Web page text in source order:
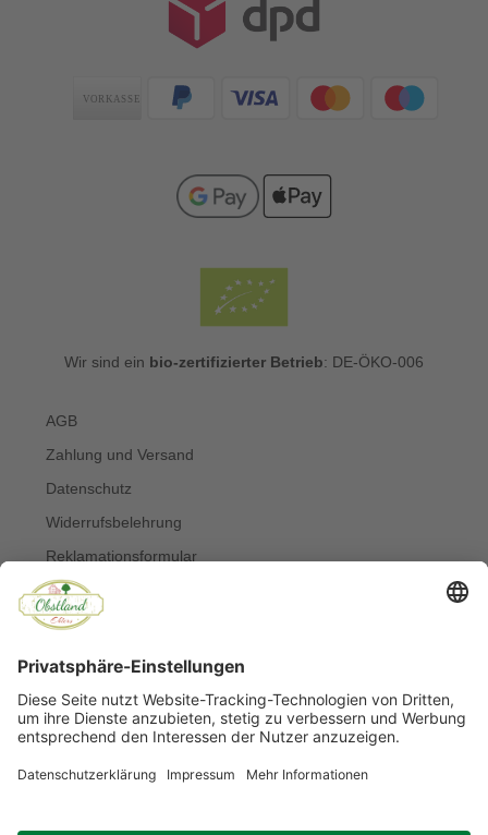
Zahlungsarten
Wir sind ein bio-zertifizierter Betrieb: DE-ÖKO-006
AGB
Zahlung und Versand
Datenschutz
Widerrufsbelehrung
Reklamationsformular
Widerruf online erklären
Impressum
Kontakt
Über uns
Allergiker